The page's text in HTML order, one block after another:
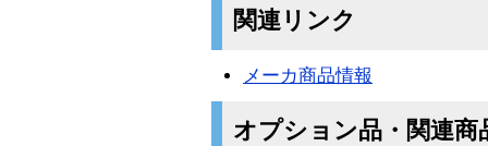
関連リンク
メーカ商品情報
オプション品・関連商